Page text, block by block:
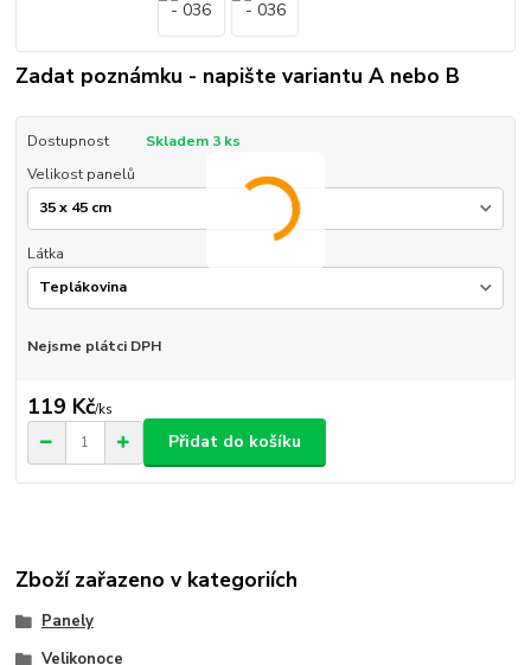
Zadat poznámku - napište variantu A nebo B
Dostupnost
Skladem 3 ks
Velikost panelů
Látka
Nejsme plátci DPH
119 Kč/ks
Přidat do košíku
Zboží zařazeno v kategoriích
Panely
Velikonoce